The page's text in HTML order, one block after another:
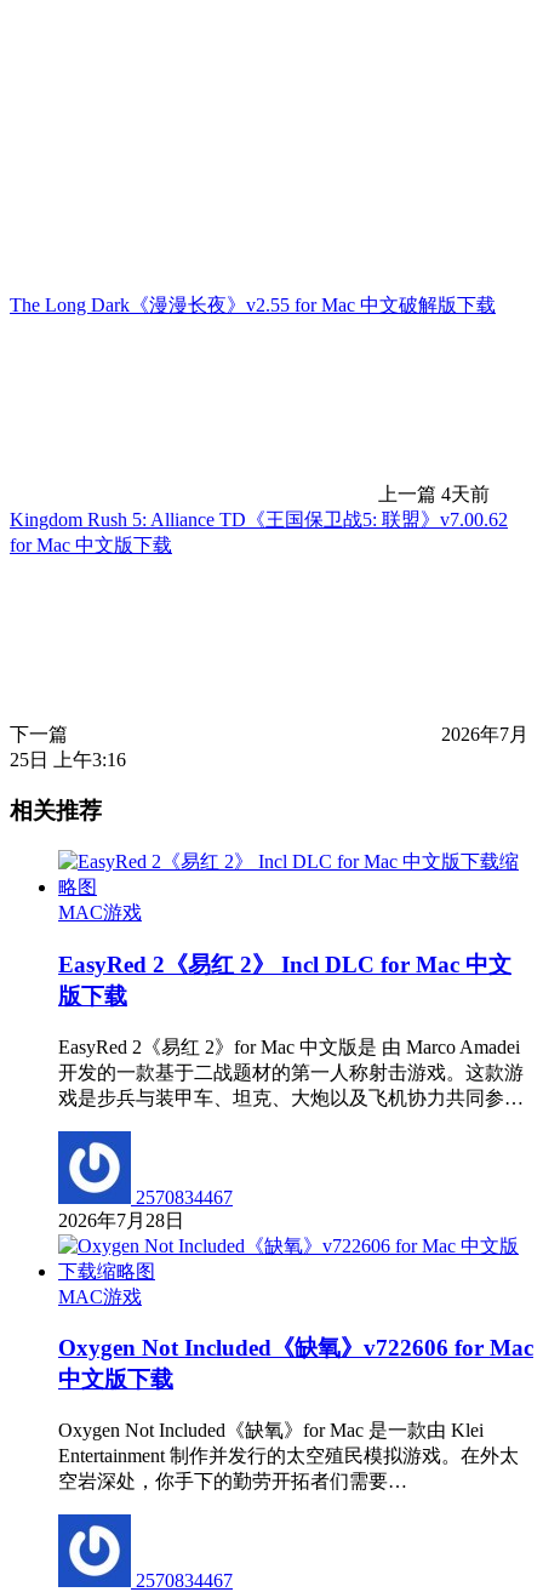
The Long Dark《漫漫长夜》v2.55 for Mac 中文破解版下载
上一篇 4天前
Kingdom Rush 5: Alliance TD《王国保卫战5: 联盟》v7.00.62
for Mac 中文版下载
下一篇
2026年7月
25日 上午3:16
相关推荐
MAC游戏
EasyRed 2《易红 2》 Incl DLC for Mac 中文
版下载
EasyRed 2《易红 2》for Mac 中文版是 由 Marco Amadei
开发的一款基于二战题材的第一人称射击游戏。这款游
戏是步兵与装甲车、坦克、大炮以及飞机协力共同参…
2570834467
2026年7月28日
MAC游戏
Oxygen Not Included《缺氧》v722606 for Mac
中文版下载
Oxygen Not Included《缺氧》for Mac 是一款由 Klei
Entertainment 制作并发行的太空殖民模拟游戏。在外太
空岩深处，你手下的勤劳开拓者们需要…
2570834467